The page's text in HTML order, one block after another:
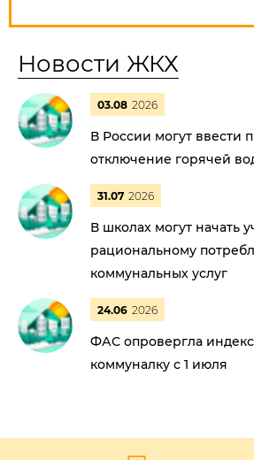
Новости ЖКХ
03.08 2026
В России могут ввести
отключение горячей
31.07 2026
В школах могут начать
рациональному
коммунальных услуг
24.06 2026
ФАС опровергла
коммуналку с 1 июля